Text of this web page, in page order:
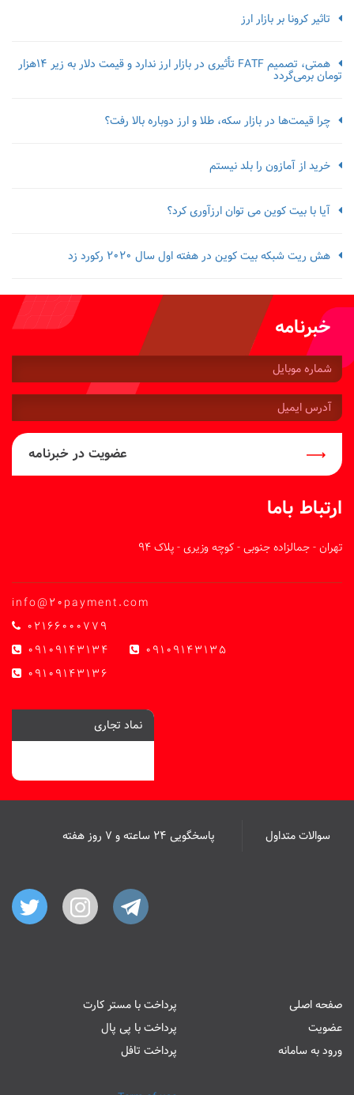
تاثیر کرونا بر بازار ارز
همتی، تصمیم FATF تأثیری در بازار ارز ندارد و قیمت دلار به زیر ۱۴هزار
تومان برمی‌گردد
چرا قیمت‌ها در بازار سکه، طلا و ارز دوباره بالا رفت؟
خرید از آمازون را بلد نیستم
آیا با بیت کوین می توان ارزآوری کرد؟
هش ریت شبکه بیت کوین در هفته اول سال 2020 رکورد زد
خبرنامه
شماره
موبایل:
آدرس
ایمیل:
عضویت در خبرنامه
ارتباط باما
تهران - جمالزاده جنوبی - کوچه وزیری - پلاک 94
info@20payment.com
02166000779
09109143134
09109143135
09109143136
نماد تجاری
سوالات متداول پاسخگویی ۲۴ ساعته و ۷ روز هفته
صفحه اصلی
عضویت
ورود به سامانه
پرداخت با مستر کارت
پرداخت با پی پال
پرداخت تافل